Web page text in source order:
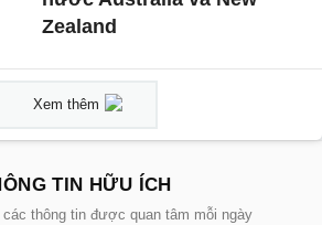
Zealand
Xem thêm
TIN HỮU ÍCH
các thông tin được quan tâm mỗi ngày